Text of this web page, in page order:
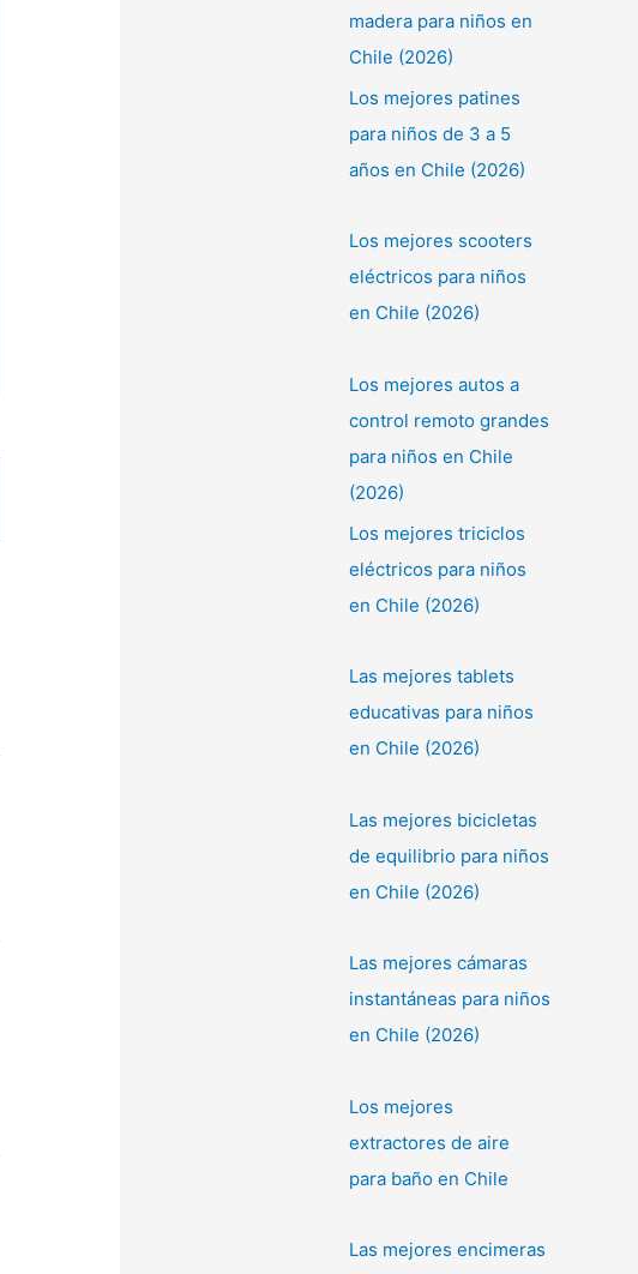
madera para niños en
Chile (2026)
Los mejores patines
para niños de 3 a 5
años en Chile (2026)
Los mejores scooters
eléctricos para niños
en Chile (2026)
Los mejores autos a
control remoto grandes
para niños en Chile
(2026)
Los mejores triciclos
eléctricos para niños
en Chile (2026)
Las mejores tablets
educativas para niños
en Chile (2026)
Las mejores bicicletas
de equilibrio para niños
en Chile (2026)
Las mejores cámaras
instantáneas para niños
en Chile (2026)
Los mejores
extractores de aire
para baño en Chile
Las mejores encimeras